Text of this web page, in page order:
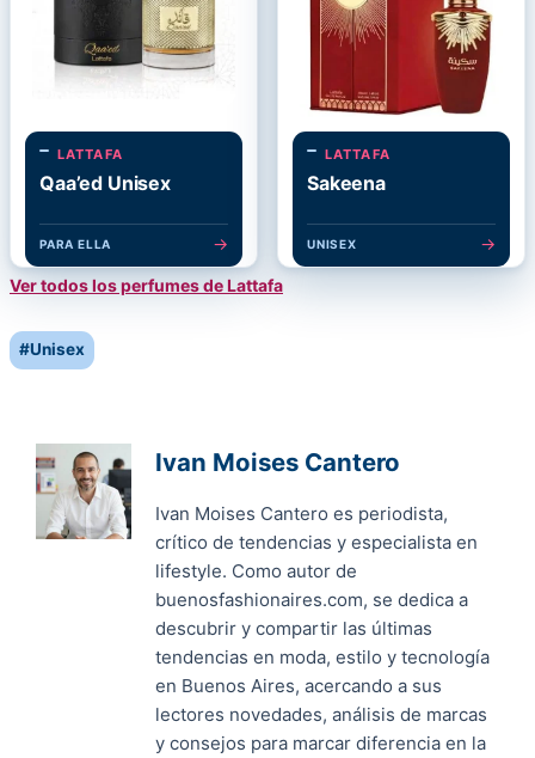
LATTAFA
Qaa’ed Unisex
PARA ELLA →
LATTAFA
Sakeena
UNISEX →
Ver todos los perfumes de Lattafa
Post
Tags:
#Unisex
Ivan Moises Cantero
Ivan Moises Cantero es periodista,
crítico de tendencias y especialista en
lifestyle. Como autor de
buenosfashionaires.com, se dedica a
descubrir y compartir las últimas
tendencias en moda, estilo y tecnología
en Buenos Aires, acercando a sus
lectores novedades, análisis de marcas
y consejos para marcar diferencia en la